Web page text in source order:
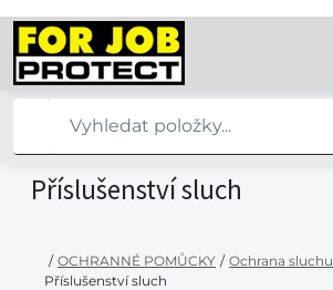
Příslušenství sluch
/ OCHRANNÉ POMŮCKY / Ochrana sluchu
Příslušenství sluch